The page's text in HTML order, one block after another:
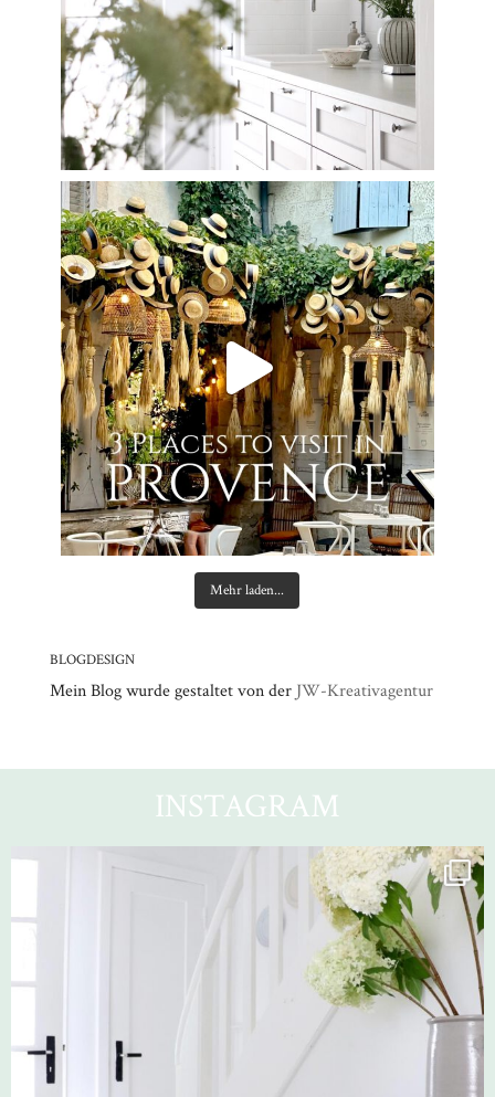
Mehr laden...
BLOGDESIGN
Mein Blog wurde gestaltet von der JW-Kreativagentur
INSTAGRAM